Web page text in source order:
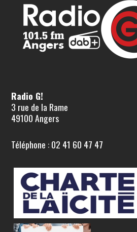
Radio G!
3 rue de la Rame
49100 Angers
Téléphone : 02 41 60 47 47